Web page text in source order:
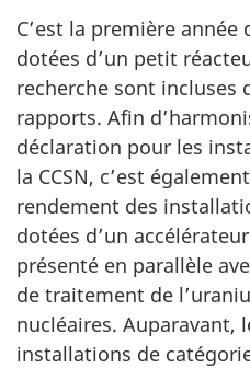
C’est la première
dotées d’un petit
recherche sont incluses
rapports. Afin
déclaration pour les
la CCSN, c’est
rendement des
dotées d’un
présenté en parallèle
de traitement de
nucléaires. Auparavant,
installations de